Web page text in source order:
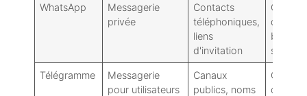
WhatsApp
Messagerie
privée
Contacts
téléphoniques,
liens
d'invitation
de
bout :
strictes
Télégramme
Messagerie
pour utilisateurs
Canaux
publics, noms